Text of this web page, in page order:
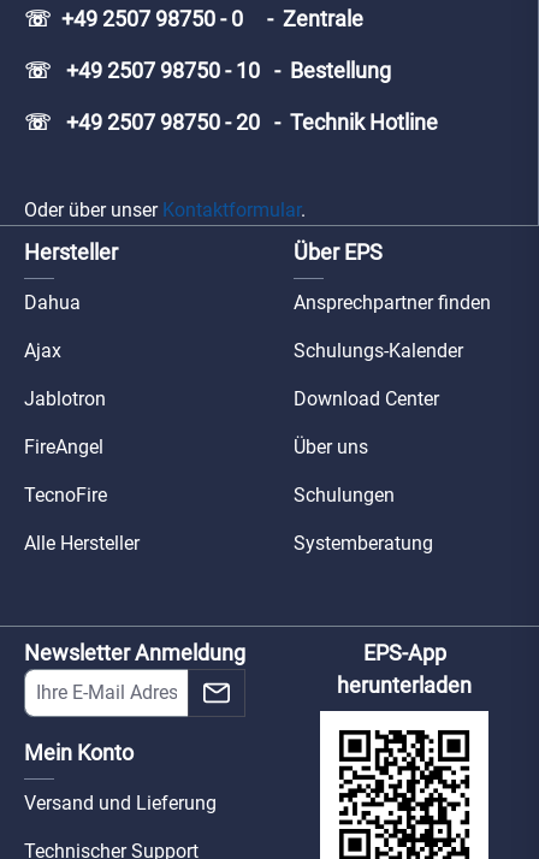
☏ +49 2507 98750 - 0 - Zentrale
☏ +49 2507 98750 - 10 - Bestellung
☏ +49 2507 98750 - 20 - Technik Hotline
Oder über unser Kontaktformular.
Hersteller
Dahua
Ajax
Jablotron
FireAngel
TecnoFire
Alle Hersteller
Über EPS
Ansprechpartner finden
Schulungs-Kalender
Download Center
Über uns
Schulungen
Systemberatung
Newsletter Anmeldung
Mein Konto
Versand und Lieferung
Technischer Support
EPS-App
herunterladen